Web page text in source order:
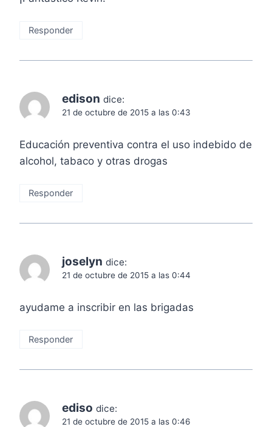
Responder
edison dice:
21 de octubre de 2015 a las 0:43
Educación preventiva contra el uso indebido de
alcohol, tabaco y otras drogas
Responder
joselyn dice:
21 de octubre de 2015 a las 0:44
ayudame a inscribir en las brigadas
Responder
ediso dice:
21 de octubre de 2015 a las 0:46